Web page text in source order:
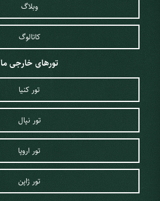
وبلاگ
کاتالوگ
تورهای خارجی ما
تور کنیا
تور نپال
تور اروپا
تور ژاپن